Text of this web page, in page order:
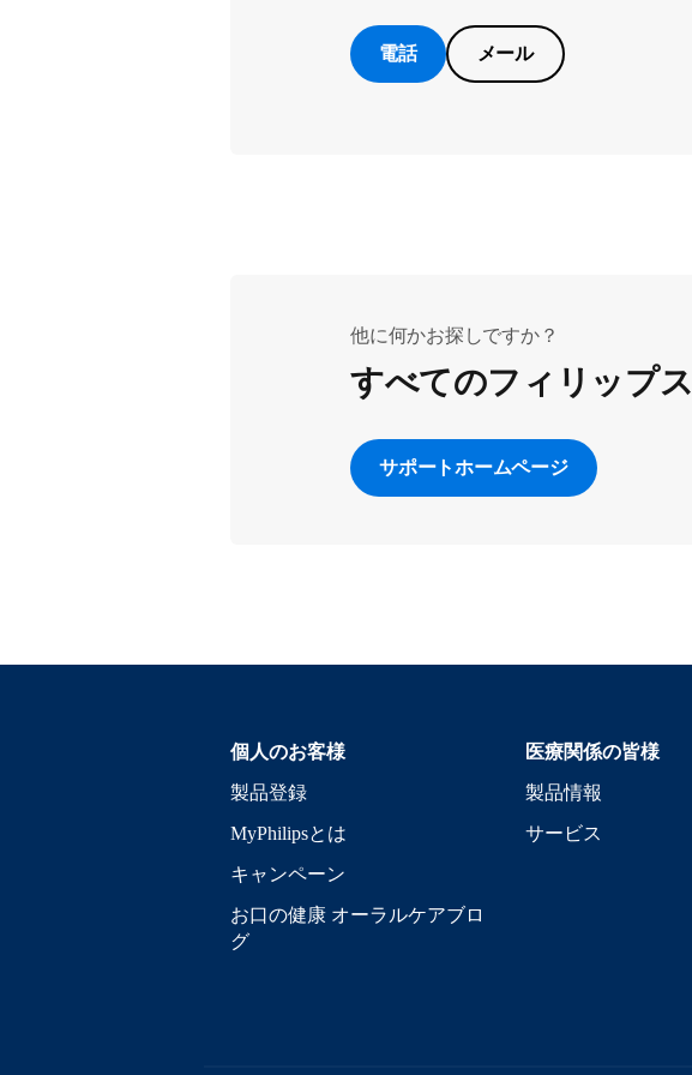
電話 メール
他に何かお探しですか？
すべてのフィリップ
サポートホームページ
個人のお客様
製品登録
MyPhilipsとは
キャンペーン
お口の健康 オーラルケアブロ
グ
医療関係の皆様
製品情報
サービス